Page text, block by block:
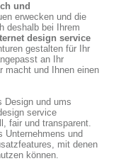
und
erwecken und die
deshalb bei Ihrem
design service
gestalten für Ihr
an Ihr
macht und Ihnen einen
Design und ums
service
fair und transparent.
Unternehmens und
mit denen
können.